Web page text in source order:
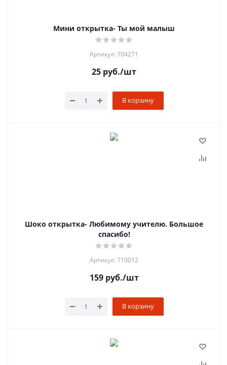
Мини открытка- Ты мой малыш
Артикул: 704271
25 руб./шт
В корзину
Шоко открытка- Любимому учителю. Большое
спасибо!
Артикул: 710012
159руб./шт
В корзину